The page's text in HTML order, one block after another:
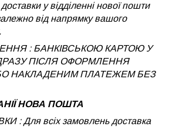
у відділенні нової пошти
від напрямку вашого
: БАНКІВСЬКОЮ КАРТОЮ У
ПІСЛЯ ОФОРМЛЕННЯ
НАКЛАДЕНИМ ПЛАТЕЖЕМ БЕЗ
НОВА ПОШТА
: Для всіх замовлень доставка